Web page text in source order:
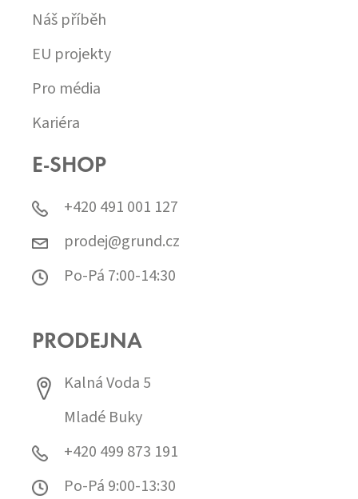
Náš příběh
EU projekty
Pro média
Kariéra
E-SHOP
+420 491 001 127
prodej@grund.cz
Po-Pá 7:00-14:30
PRODEJNA
Kalná Voda 5
Mladé Buky
+420 499 873 191
Po-Pá 9:00-13:30